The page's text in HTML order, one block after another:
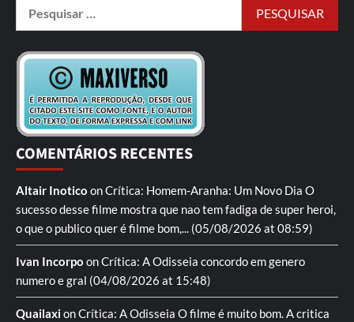
COMENTÁRIOS RECENTES
Altair Inotico onCrítica: Homem-Aranha: Um Novo Dia O
sucesso desse filme mostra que nao tem fadiga de super heroi,
o que o publico quer é filme bom,... (05/08/2026 at 08:59)
Ivan Incorpo onCrítica: A Odisseia concordo em genero
numero e gral (04/08/2026 at 15:48)
QuailaxionCrítica: A Odisseia O filme é muito bom. A critica